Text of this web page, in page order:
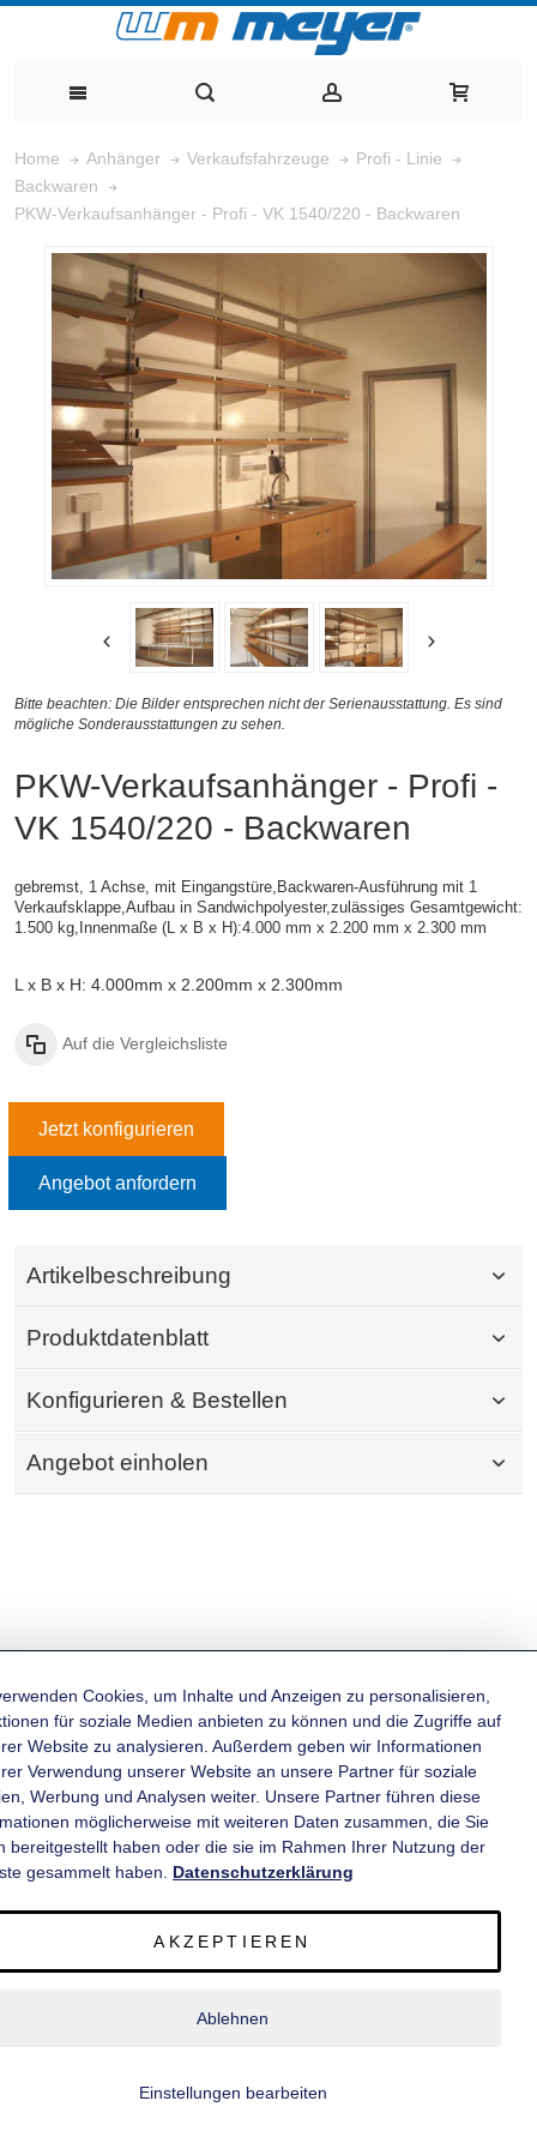
Home Anhänger Verkaufsfahrzeuge
Profi - Linie
Backwaren
PKW-Verkaufsanhänger - Profi - VK 1540/220 - Backwaren
Bitte beachten: Die Bilder entsprechen nicht der Serienausstattung. Es sind
mögliche Sonderausstattungen zu sehen.
PKW-Verkaufsanhänger - Profi -
VK 1540/220 - Backwaren
gebremst, 1 Achse, mit Eingangstüre,Backwaren-Ausführung mit 1
Verkaufsklappe,Aufbau in Sandwichpolyester,zulässiges Gesamtgewicht:
1.500 kg, Innenmaße (L x B x H):4.000 mm x 2.200 mm x 2.300 mm
L x B x H: 4.000mm x 2.200mm x 2.300mm
Auf die Vergleichsliste
Jetzt konfigurieren
Angebot anfordern
Artikelbeschreibung
Produktdatenblatt
Konfigurieren & Bestellen
Angebot einholen
KATEGORIEN
INFORMATIONEN
© 2020 wm meyer® Fahrzeugbau AG. Alle Rechte vorbehalten.
Cookies, um Inhalte und Anzeigen zu personalisieren,
für soziale Medien anbieten zu können und die Zugriffe auf
Website zu analysieren. Außerdem geben wir Informationen
Verwendung unserer Website an unsere Partner für soziale
Werbung und Analysen weiter. Unsere Partner führen diese
möglicherweise mit weiteren Daten zusammen, die Sie
bereitgestellt haben oder die sie im Rahmen Ihrer Nutzung der
gesammelt haben. Datenschutzerklärung
AKZEPTIEREN
Ablehnen
Einstellungen bearbeiten